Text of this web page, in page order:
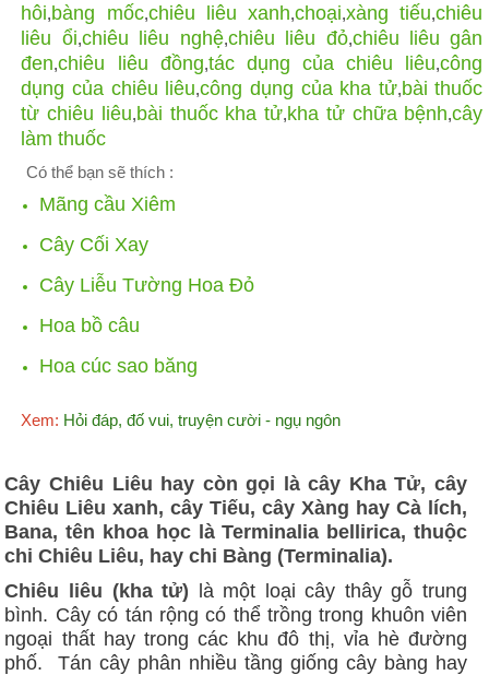
hôi,bàng mốc,chiêu liêu xanh,choại,xàng tiếu,chiêu
liêu ổi,chiêu liêu nghệ,chiêu liêu đỏ,chiêu liêu gân
đen,chiêu liêu đồng,tác dụng của chiêu liêu,công
dụng của chiêu liêu,công dụng của kha tử,bài thuốc
từ chiêu liêu,bài thuốc kha tử,kha tử chữa bệnh,cây
làm thuốc
Có thể bạn sẽ thích :
Mãng cầu Xiêm
Cây Cối Xay
Cây Liễu Tường Hoa Đỏ
Hoa bồ câu
Hoa cúc sao băng
Xem: Hỏi đáp, đố vui, truyện cười - ngụ ngôn
Cây Chiêu Liêu hay còn gọi là cây Kha Tử, cây
Chiêu Liêu xanh, cây Tiếu, cây Xàng hay Cà lích,
Bana, tên khoa học là Terminalia bellirica, thuộc
chi Chiêu Liêu, hay chi Bàng (Terminalia).
Chiêu liêu (kha tử) là một loại cây thây gỗ trung
bình. Cây có tán rộng có thể trồng trong khuôn viên
ngoại thất hay trong các khu đô thị, vỉa hè đường
phố. Tán cây phân nhiều tầng giống cây bàng hay